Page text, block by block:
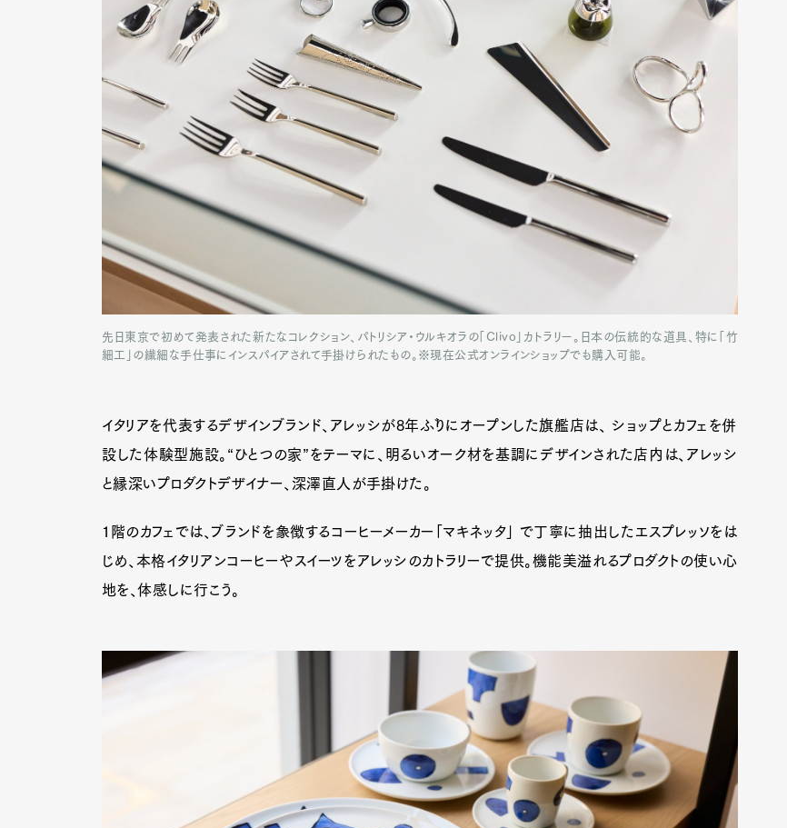
先日東京で初めて発表された新たなコレクション、パトリシア・ウルキオラの「Clivo」カトラリー。日本の伝統的な道具、特に「竹
細工」の繊細な手仕事にインスパイアされて手掛けられたもの。※現在公式オンラインショップでも購入可能。
イタリアを代表するデザインブランド、アレッシが8年ぶりにオープンした旗艦店は、 ショップとカフェを併
設した体験型施設。“ひとつの家”をテーマに、明るいオーク材を基調にデザインされた店内は、アレッシ
と縁深いプロダクトデザイナー、深澤直人が手掛けた。
1階のカフェでは、ブランドを象徴するコーヒーメーカー「マキネッタ」 で丁寧に抽出したエスプレッソをは
じめ、本格イタリアンコーヒーやスイーツをアレッシのカトラリーで提供。機能美溢れるプロダクトの使い心
地を、体感しに行こう。